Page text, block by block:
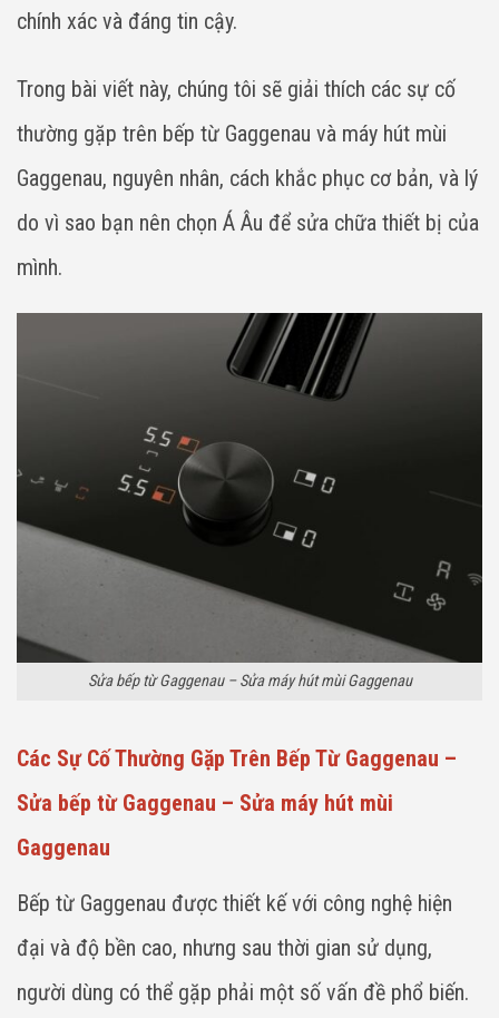
chính xác và đáng tin cậy.
Trong bài viết này, chúng tôi sẽ giải thích các sự cố
thường gặp trên bếp từ Gaggenau và máy hút mùi
Gaggenau, nguyên nhân, cách khắc phục cơ bản, và lý
do vì sao bạn nên chọn Á Âu để sửa chữa thiết bị của
mình.
Sửa bếp từ Gaggenau – Sửa máy hút mùi Gaggenau
Các Sự Cố Thường Gặp Trên Bếp Từ Gaggenau –
Sửa bếp từ Gaggenau – Sửa máy hút mùi
Gaggenau
Bếp từ Gaggenau được thiết kế với công nghệ hiện
đại và độ bền cao, nhưng sau thời gian sử dụng,
người dùng có thể gặp phải một số vấn đề phổ biến.